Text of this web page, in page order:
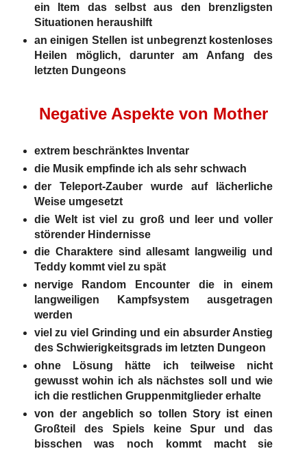
ein Item das selbst aus den brenzligsten
Situationen heraushilft
an einigen Stellen ist unbegrenzt kostenloses
Heilen möglich, darunter am Anfang des
letzten Dungeons
Negative Aspekte von Mother
extrem beschränktes Inventar
die Musik empfinde ich als sehr schwach
der Teleport-Zauber wurde auf lächerliche
Weise umgesetzt
die Welt ist viel zu groß und leer und voller
störender Hindernisse
die Charaktere sind allesamt langweilig und
Teddy kommt viel zu spät
nervige Random Encounter die in einem
langweiligen Kampfsystem ausgetragen
werden
viel zu viel Grinding und ein absurder Anstieg
des Schwierigkeitsgrads im letzten Dungeon
ohne Lösung hätte ich teilweise nicht
gewusst wohin ich als nächstes soll und wie
ich die restlichen Gruppenmitglieder erhalte
von der angeblich so tollen Story ist einen
Großteil des Spiels keine Spur und das
bisschen was noch kommt macht sie